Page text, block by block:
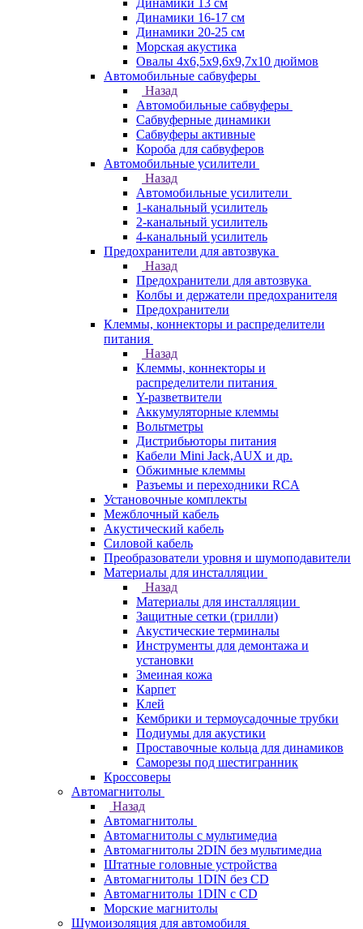
Динамики 13 см
Динамики 16-17 см
Динамики 20-25 см
Морская акустика
Овалы 4х6,5х9,6x9,7х10 дюймов
Автомобильные сабвуферы
Назад
Автомобильные сабвуферы
Сабвуферные динамики
Сабвуферы активные
Короба для сабвуферов
Автомобильные усилители
Назад
Автомобильные усилители
1-канальный усилитель
2-канальный усилитель
4-канальный усилитель
Предохранители для автозвука
Назад
Предохранители для автозвука
Колбы и держатели предохранителя
Предохранители
Клеммы, коннекторы и распределители
питания
Назад
Клеммы, коннекторы и
распределители питания
Y-разветвители
Аккумуляторные клеммы
Вольтметры
Дистрибьюторы питания
Кабели Mini Jack,AUX и др.
Обжимные клеммы
Разъемы и переходники RCA
Установочные комплекты
Межблочный кабель
Акустический кабель
Силовой кабель
Преобразователи уровня и шумоподавители
Материалы для инсталляции
Назад
Материалы для инсталляции
Защитные сетки (грилли)
Акустические терминалы
Инструменты для демонтажа и
установки
Змеиная кожа
Карпет
Клей
Кембрики и термоусадочные трубки
Подиумы для акустики
Проставочные кольца для динамиков
Саморезы под шестигранник
Кроссоверы
Автомагнитолы
Назад
Автомагнитолы
Автомагнитолы с мультимедиа
Автомагнитолы 2DIN без мультимедиа
Штатные головные устройства
Автомагнитолы 1DIN без CD
Автомагнитолы 1DIN с CD
Морские магнитолы
Шумоизоляция для автомобиля